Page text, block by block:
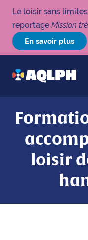
Le loisir sans
reportage Mission
En savoir plus
loisir